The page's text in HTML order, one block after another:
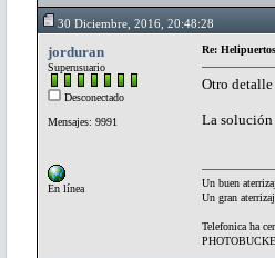
30 Diciembre, 2016, 20:48:28
jorduran
Superusuario
Desconectado
Mensajes: 9991
En línea
Re:
Otro
La solución
Un buen
Un gran
Telefonica ha